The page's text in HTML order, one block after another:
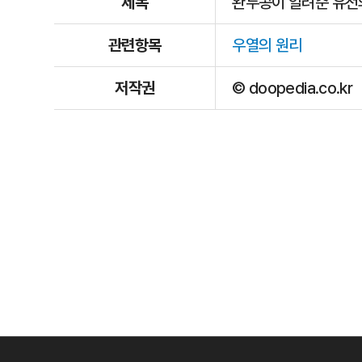
관련항목 우열의 원리
저작권 © doopedia.co.kr